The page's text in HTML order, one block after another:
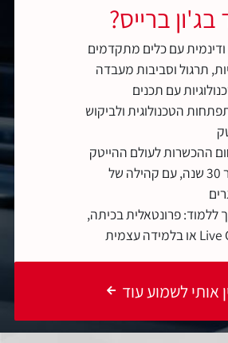
ברייס?
עם כלים מתקדמים
תרגול וסביבות מעבדה
עם תכנים
הטכנולוגית ולביקוש
ההכשרות לעולם ההייטק
והטכנולוגיה כבר 30 שנה, עם קהילה של
ללמוד: פרונטאלית בכיתה,
אותי לשמוע עוד